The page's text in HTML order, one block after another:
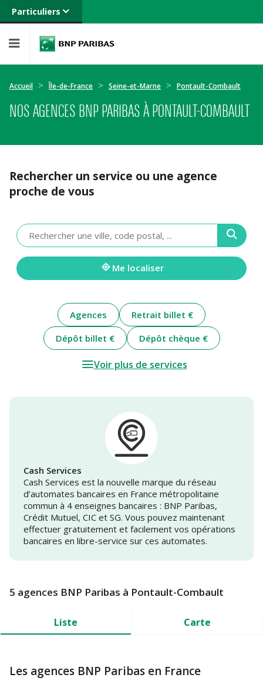
Particuliers
Banque privée
Entreprises
Accueil Île-de-France Seine-et-Marne Pontault-Combault
NOS AGENCES BNP PARIBAS À PONTAULT-COMBAULT
Rechercher un service ou une agence
proche de vous
Veuillez
renseigner
une
adresse
Me localiser
Agences
Retrait billet €
Dépôt billet €
Dépôt chèque €
Voir plus de services
Cash Services
Cash Services est la nouvelle marque du réseau
d’automates bancaires en France métropolitaine
commun à 4 enseignes bancaires : BNP Paribas,
Crédit Mutuel, CIC et SG. Vous pouvez maintenant
effectuer gratuitement et facilement vos opérations
bancaires en libre-service sur ces automates.
5 agences BNP Paribas à Pontault-Combault
Liste Carte
Les agences BNP Paribas en France